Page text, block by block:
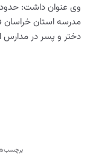
دختر و پسر در مدارس